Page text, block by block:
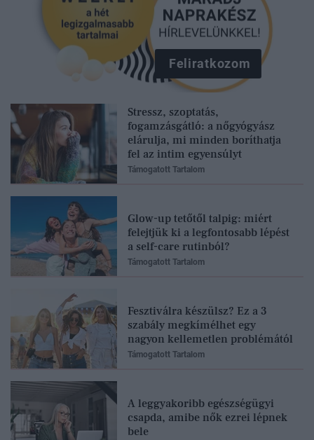
Feliratkozom
Stressz, szoptatás,
fogamzásgátló: a nőgyógyász
elárulja, mi minden boríthatja
fel az intim egyensúlyt
Támogatott Tartalom
Glow-up tetőtől talpig: miért
felejtjük ki a legfontosabb lépést
a self-care rutinból?
Támogatott Tartalom
Fesztiválra készülsz? Ez a 3
szabály megkímélhet egy
nagyon kellemetlen problémától
Támogatott Tartalom
A leggyakoribb egészségügyi
csapda, amibe nők ezrei lépnek
bele